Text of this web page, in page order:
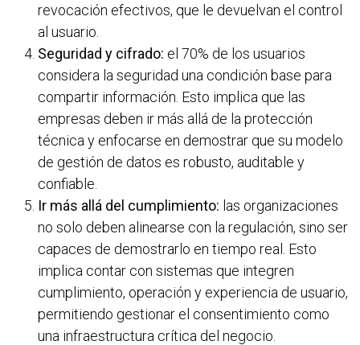
revocación efectivos, que le devuelvan el control
al usuario.
Seguridad y cifrado: el 70% de los usuarios
considera la seguridad una condición base para
compartir información. Esto implica que las
empresas deben ir más allá de la protección
técnica y enfocarse en demostrar que su modelo
de gestión de datos es robusto, auditable y
confiable.
Ir más allá del cumplimiento: las organizaciones
no solo deben alinearse con la regulación, sino ser
capaces de demostrarlo en tiempo real. Esto
implica contar con sistemas que integren
cumplimiento, operación y experiencia de usuario,
permitiendo gestionar el consentimiento como
una infraestructura crítica del negocio.